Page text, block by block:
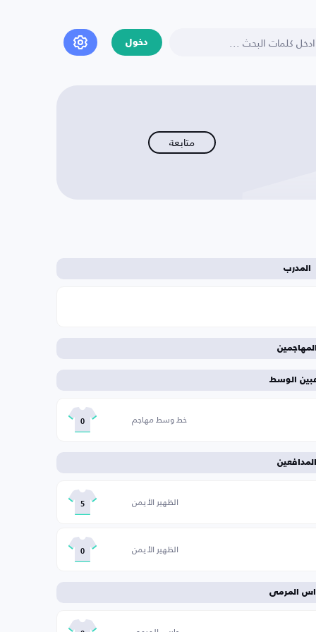
دخول
متابعة
المدرب
الوسط
خط وسط مهاجم 0
الظهير الأيمن 5
الظهير الأيمن 0
المرمى